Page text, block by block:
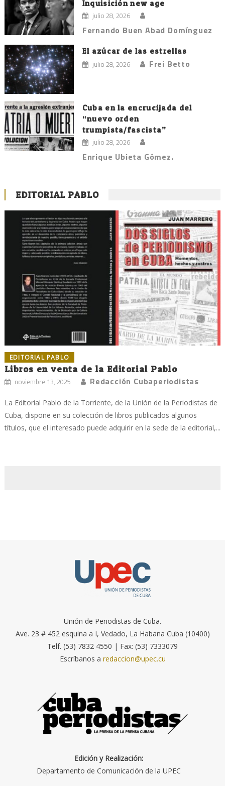
Inquisición new age
julio 28, 2026
Fernando Buen Abad Domínguez
El azúcar de las estrellas
julio 28, 2026 Frei Betto
Cuba en la encrucijada del
“nuevo orden
trumpista/fascista”
julio 28, 2026
Enrique Ubieta Gómez.
EDITORIAL PABLO
EDITORIAL PABLO
Libros en venta de la Editorial Pablo
noviembre 13, 2025 Redacción Cubaperiodistas
La Editorial Pablo de la Torriente, de la Unión de la Periodistas de
Cuba, dispone en su colección de libros publicados algunos
títulos, que el interesado puede adquirir en la sede de la editorial,...
Unión de Periodistas de Cuba.
Ave. 23 # 452 esquina a I, Vedado, La Habana Cuba (10400)
Telf. (53) 7832 4550 | Fax: (53) 7333079
Escríbanos a redaccion@upec.cu
Edición y Realización:
Departamento de Comunicación de la UPEC